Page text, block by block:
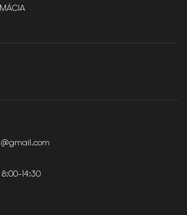
@gmail.com
14:30